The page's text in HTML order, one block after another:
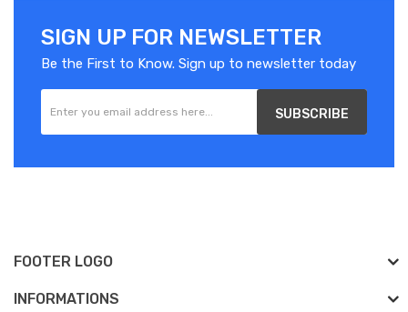
SIGN UP FOR NEWSLETTER
Be the First to Know. Sign up to newsletter today
SUBSCRIBE
FOOTER LOGO
INFORMATIONS